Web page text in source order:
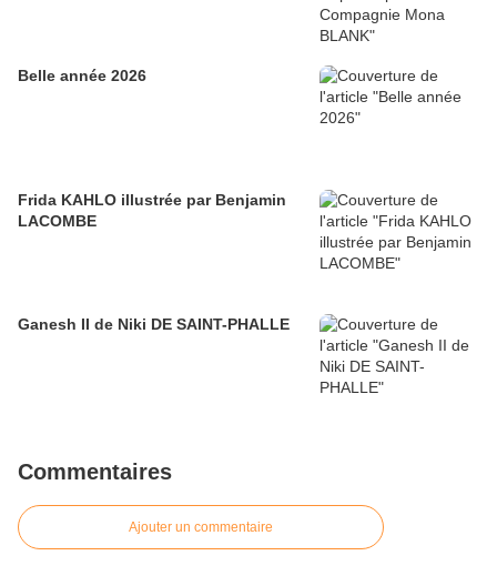
Belle année 2026
Frida KAHLO illustrée par Benjamin
LACOMBE
Ganesh II de Niki DE SAINT-PHALLE
Commentaires
Ajouter un commentaire